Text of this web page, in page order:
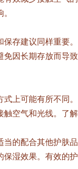
保存建议同样重要
因长期存放而导
上可能有所不同
空气和光线。了
的配合其他护肤
湿效果。有效的